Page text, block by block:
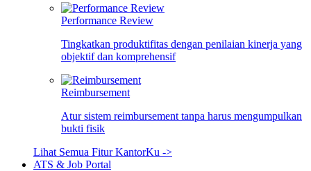
Performance Review
Tingkatkan produktifitas dengan penilaian kinerja yang
objektif dan komprehensif
Reimbursement
Atur sistem reimbursement tanpa harus mengumpulkan
bukti fisik
Lihat Semua Fitur KantorKu ->
ATS & Job Portal